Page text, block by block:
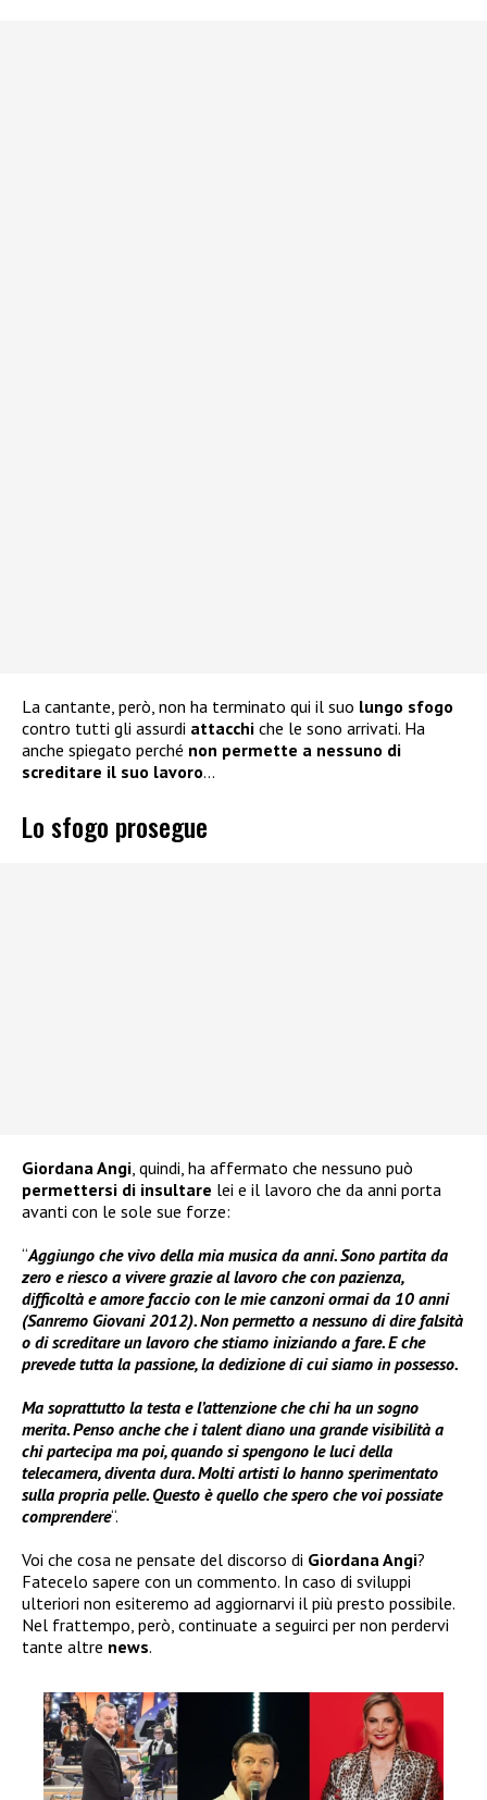
La cantante, però, non ha terminato qui il suo lungo sfogo
contro tutti gli assurdi attacchi che le sono arrivati. Ha
anche spiegato perché non permette a nessuno di
screditare il suo lavoro…
Lo sfogo prosegue
Giordana Angi , quindi, ha affermato che nessuno può
permettersi di insultare lei e il lavoro che da anni porta
avanti con le sole sue forze:
“Aggiungo che vivo della mia musica da anni. Sono partita da
zero e riesco a vivere grazie al lavoro che con pazienza,
difficoltà e amore faccio con le mie canzoni ormai da 10 anni
(Sanremo Giovani 2012). Non permetto a nessuno di dire falsità
o di screditare un lavoro che stiamo iniziando a fare. E che
prevede tutta la passione, la dedizione di cui siamo in possesso.
Ma soprattutto la testa e l’attenzione che chi ha un sogno
merita. Penso anche che i talent diano una grande visibilità a
chi partecipa ma poi, quando si spengono le luci della
telecamera, diventa dura. Molti artisti lo hanno sperimentato
sulla propria pelle. Questo è quello che spero che voi possiate
comprendere“.
Voi che cosa ne pensate del discorso di Giordana Angi?
Fatecelo sapere con un commento. In caso di sviluppi
ulteriori non esiteremo ad aggiornarvi il più presto possibile.
Nel frattempo, però, continuate a seguirci per non perdervi
tante altre news.